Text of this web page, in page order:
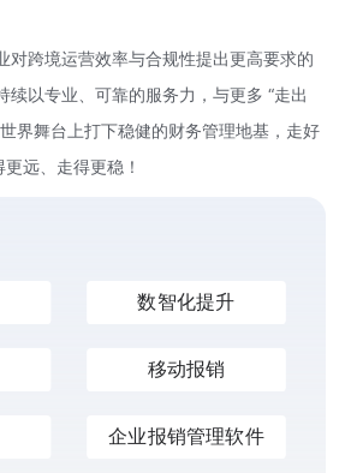
对跨境运营效率与合规性提出更高要求的
续以专业、可靠的服务力，与更多 “走出
界舞台上打下稳健的财务管理地基，走好
远、走得更稳！
数智化提升
移动报销
企业报销管理软件